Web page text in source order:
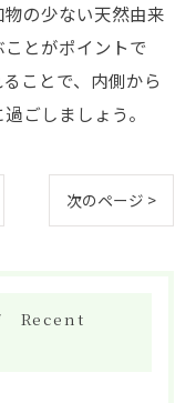
の少ない天然由来
とがポイントで
ことで、内側から
ごしましょう。
次のページ >
Recent